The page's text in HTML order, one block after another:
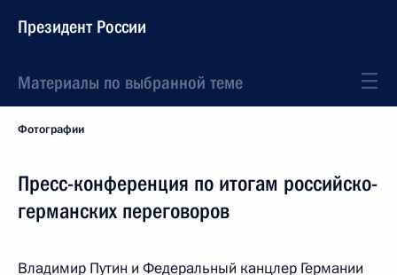
Президент России
Материалы по выбранной теме
Фотографии
Пресс-конференция по итогам российско-
германских переговоров
Владимир Путин и Федеральный канцлер Германии